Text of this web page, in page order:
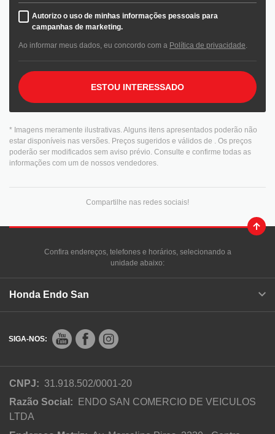
Autorizo o uso de minhas informações pessoais para
campanhas de marketing.
Ao informar meus dados, eu concordo com a Política de privacidade.
ESTOU INTERESSADO
* Imagens meramente ilustrativas. Alguns itens apresentados poderão não
estar disponíveis nas versões. Preços sugeridos e válidos de . Os preços
poderão ser modificados sem aviso prévio. Consulte e confirme todas as
informações com um de nossos vendedores.
Compartilhe nas redes sociais!
Confira endereços, telefones e horários, selecionando a
unidade abaixo:
Honda Endo San
SIGA-NOS:
CNPJ: 31.918.502/0001-20
Razão Social:
ENDO SAN COMERCIO DE VEICULOS
LTDA